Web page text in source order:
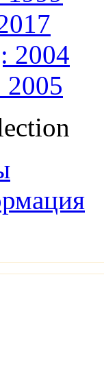
2004
2005